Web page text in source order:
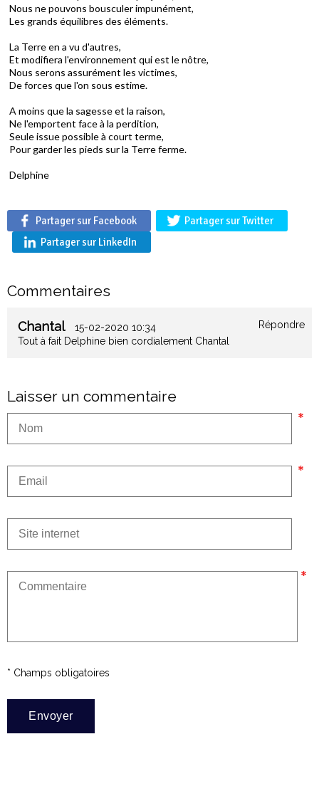
Nous ne pouvons bousculer impunément,
Les grands équilibres des éléments.
La Terre en a vu d'autres,
Et modifiera l'environnement qui est le nôtre,
Nous serons assurément les victimes,
De forces que l'on sous estime.
A moins que la sagesse et la raison,
Ne l'emportent face à la perdition,
Seule issue possible à court terme,
Pour garder les pieds sur la Terre ferme.
Delphine
Partager sur Facebook
Partager sur Twitter
Partager sur LinkedIn
Commentaires
Chantal 15-02-2020 10:34
Répondre
Tout à fait Delphine bien cordialement Chantal
Laisser un commentaire
* Champs obligatoires